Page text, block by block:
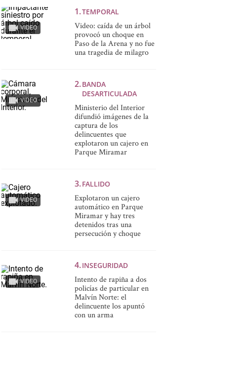
VIDEO
TEMPORAL
Video: caída de un árbol
provocó un choque en
Paso de la Arena y no fue
una tragedia de milagro
VIDEO
BANDA
DESARTICULADA
Ministerio del Interior
difundió imágenes de la
captura de los
delincuentes que
explotaron un cajero en
Parque Miramar
VIDEO
FALLIDO
Explotaron un cajero
automático en Parque
Miramar y hay tres
detenidos tras una
persecución y choque
VIDEO
INSEGURIDAD
Intento de rapiña a dos
policías de particular en
Malvín Norte: el
delincuente los apuntó
con un arma